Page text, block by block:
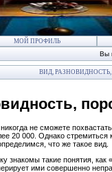
МОЙ ПРОФИЛЬ
Вы
ВИД,
не сможете
20 000. Однако
что же такое вид.
знакомы такие понятия, как
ими совершенно